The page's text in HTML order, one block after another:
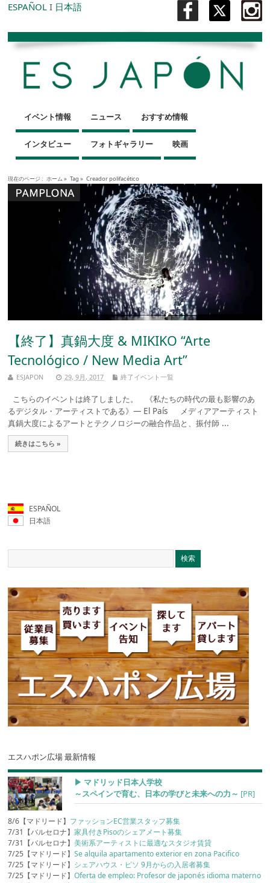
ESPAÑOL I 日本語
イベント情報 ニュース おすすめ情報
インタビュー フォトギャラリー 映画
現在のページ : ホーム » Tag » Creador polifacético
【終了】真鍋大度 & MIKIKO “Arte
Tecnológico / New Media Art”
ESJAPON 29, 9月, 2017 終了イベント一覧
こちらのイベントは終了しました。 《私たちの時代の最も影響のあ
るデジタル・アーティストである》― El País メディアアーティスト
真鍋大度によるアートとテクノロジーの融合作品と、振付師 ...
続きはこちら »
ESPAÑOL
日本語
エスハポン広場 最新情報
▶︎ マドリッド日本人学校
～スペインで育む、日本の学びと未来への力～ [PR]
8/6【マドリード】 ファッションEC営業スタッフ募集
7/31【バルセロナ】家具付きPisoのシェアメート募集
7/31【バルセロナ】美術系アーティストに最適なスタジオ賃貸
7/25【マドリード】Se alquila apartamento exterior en zona Pacifico
7/25【マドリード】 シェアハウス・ピソ 9月からの入居者募集
7/25【マドリード】Oferta de empleo: Profesor de japonés idioma materno